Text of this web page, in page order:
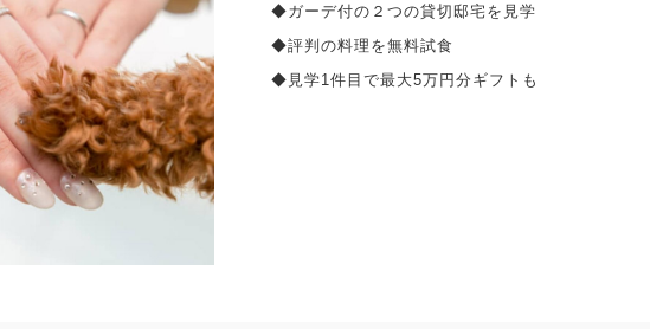
◆ガーデ付の２つの貸切邸宅を見学
◆評判の料理を無料試食
◆見学1件目で最大5万円分ギフトも